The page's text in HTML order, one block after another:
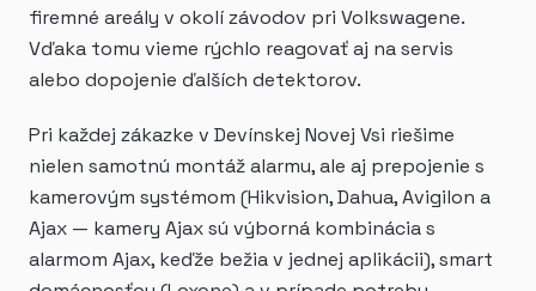
firemné areály v okolí závodov pri Volkswagene.
Vďaka tomu vieme rýchlo reagovať aj na servis
alebo dopojenie ďalších detektorov.
Pri každej zákazke v Devínskej Novej Vsi riešime
nielen samotnú montáž alarmu, ale aj prepojenie s
kamerovým systémom (Hikvision, Dahua, Avigilon a
Ajax — kamery Ajax sú výborná kombinácia s
alarmom Ajax, keďže bežia v jednej aplikácii), smart